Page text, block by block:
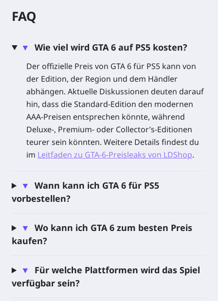
und begleitet Jason und Lucia in einer neuen
wurde. Verfolge die Vorbestellungs-Updates zu GTA
dich benachrichtigen, sobald digitale Keys auf
LDShop verfügbar sind.
Über GTA 6
Grand Theft Auto VI, auch bekannt als GTA 6, bringt
die legendäre Open-World-Krimiserie von Rockstar
Games auf PlayStation 5. Das Spiel spielt in Leonida
Lucia, nachdem ein misslungener Coup sie in eine
gefährliche kriminelle Verschwörung hineinzieht.
kombiniert filmisches Storytelling, Open-World-
Freiheit und das riskante Chaos, das die Grand-
Von neonbeleuchteten Straßen der Stadt bis hin zu
sonnendurchfluteten Highways erwartet die Spieler
FAQ
▼ Wie viel wird GTA 6 auf PS5 kosten?
Der offizielle Preis von GTA 6 für PS5 kann von
der Edition, der Region und dem Händler
abhängen. Aktuelle Diskussionen deuten darauf
hin, dass die Standard-Edition den modernen
AAA-Preisen entsprechen könnte, während
Deluxe-, Premium- oder Collector’s-Editionen
teurer sein könnten. Weitere Details findest du
im Leitfaden zu GTA-6-Preisleaks von LDShop.
▼ Wann kann ich GTA 6 für PS5
vorbestellen?
▼ Wo kann ich GTA 6 zum besten Preis
kaufen?
▼
Für welche Plattformen wird das Spiel
verfügbar sein?